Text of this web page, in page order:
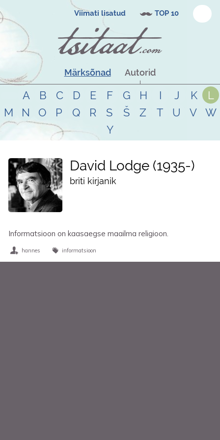
Viimati lisatud TOP 10
Märksõnad Autorid
A B C D E F G H I J K
L
M
N O P Q R S Š Z T U V
W
Y
David Lodge 1935-
briti kirjanik
Informatsioon on kaasaegse maailma religioon.
hannes informatsioon